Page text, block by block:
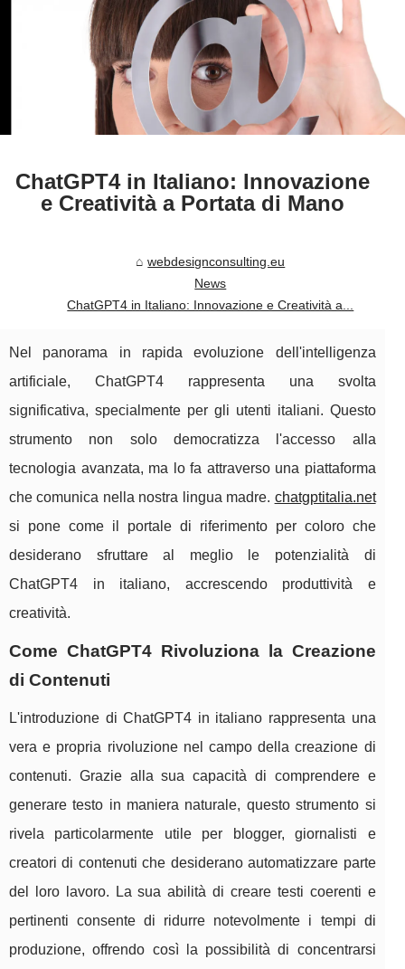
ChatGPT4 in Italiano: Innovazione
e Creatività a Portata di Mano
webdesignconsulting.eu
News
ChatGPT4 in Italiano: Innovazione e Creatività a...
Nel panorama in rapida evoluzione dell'intelligenza
artificiale, ChatGPT4 rappresenta una svolta
significativa, specialmente per gli utenti italiani. Questo
strumento non solo democratizza l'accesso alla
tecnologia avanzata, ma lo fa attraverso una piattaforma
che comunica nella nostra lingua madre. chatgptitalia.net
si pone come il portale di riferimento per coloro che
desiderano sfruttare al meglio le potenzialità di
ChatGPT4 in italiano, accrescendo produttività e
creatività.
Come ChatGPT4 Rivoluziona la Creazione
di Contenuti
L'introduzione di ChatGPT4 in italiano rappresenta una
vera e propria rivoluzione nel campo della creazione di
contenuti. Grazie alla sua capacità di comprendere e
generare testo in maniera naturale, questo strumento si
rivela particolarmente utile per blogger, giornalisti e
creatori di contenuti che desiderano automatizzare parte
del loro lavoro. La sua abilità di creare testi coerenti e
pertinenti consente di ridurre notevolmente i tempi di
produzione, offrendo così la possibilità di concentrarsi